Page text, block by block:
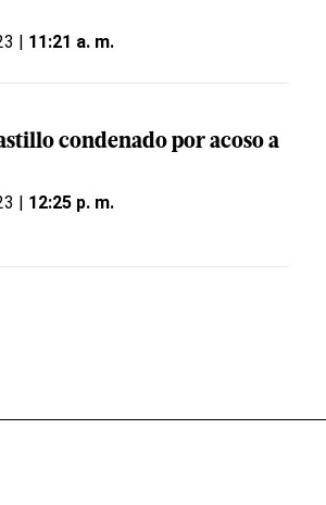
| 11:21 a. m.
condenado por acoso a
| 12:25 p. m.